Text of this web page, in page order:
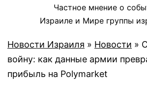
Частное мнение о
Израиле и Мире группы
Новости Израиля » Новости »
войну: как данные армии
прибыль на Polymarket